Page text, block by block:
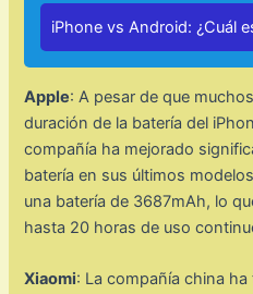
iPhone vs Android: ¿Cuál
Apple: A pesar de que
duración de la batería del
compañía ha mejorado
batería en sus últimos
una batería de 3687mAh, lo
hasta 20 horas de uso
Xiaomi: La compañía china